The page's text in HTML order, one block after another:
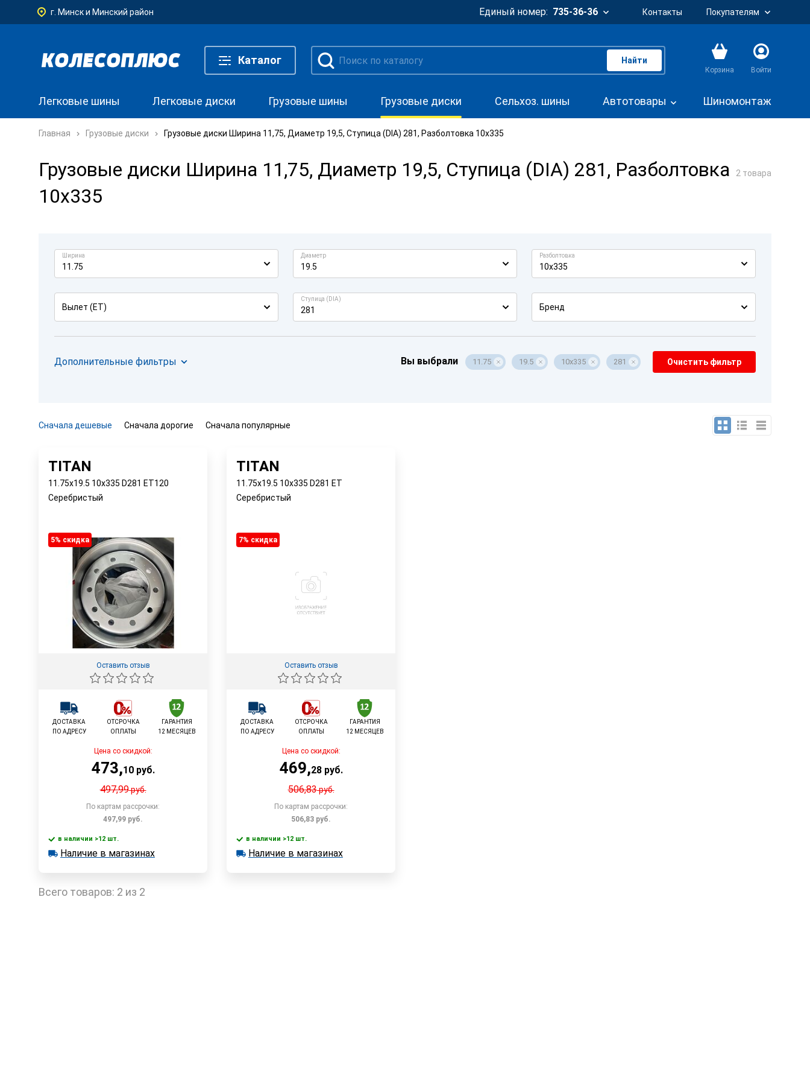
г. Минск и Минский район Единый номер: 735-36-36 Контакты Покупателям
Каталог Найти
Корзина Войти
Легковые шины Легковые диски Грузовые шины Грузовые диски Сельхоз. шины Автотовары Шиномонтаж
Главная Грузовые диски Грузовые диски Ширина 11,75, Диаметр 19,5, Ступица (DIA) 281, Разболтовка 10x335
Грузовые диски Ширина 11,75, Диаметр 19,5, Ступица (DIA) 281, Разболтовка
10x335
2 товара
Ширина
11.75
Диаметр
19.5
Разболтовка
10x335
Вылет (ET)
Ступица (DIA)
281 Бренд
Дополнительные фильтры Вы выбрали 11.75 19.5 10x335 281 Очистить фильтр
Сначала дешевые Сначала дорогие Сначала популярные
TITAN
11.75x19.5 10x335 D281 ET120
Серебристый
5% cкидка
Оставить отзыв
ДОСТАВКА
ПО АДРЕСУ
ОТСРОЧКА
ОПЛАТЫ
ГАРАНТИЯ
12 МЕСЯЦЕВ
Цена со скидкой:
473,10руб.
497,99руб.
По картам рассрочки:
497,99 руб.
В корзину
Быстрый заказ
в наличии >12 шт.
в наличии >12 шт.
Наличие в магазинах
TITAN
11.75x19.5 10x335 D281 ET
Серебристый
7% cкидка
Оставить отзыв
ДОСТАВКА
ПО АДРЕСУ
ОТСРОЧКА
ОПЛАТЫ
ГАРАНТИЯ
12 МЕСЯЦЕВ
Цена со скидкой:
469,28руб.
506,83руб.
По картам рассрочки:
506,83 руб.
В корзину
в наличии >12 шт.
в наличии >12 шт.
Наличие в магазинах
Всего товаров: 2 из 2